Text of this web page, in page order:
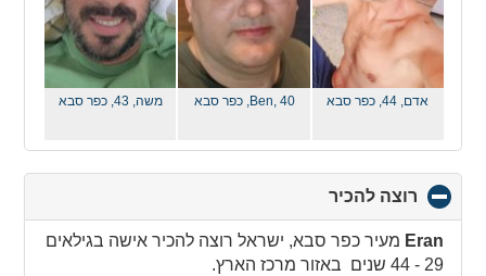
אדם, 44, כפר סבא Ben, 40, כפר סבא משה, 43, כפר סבא
רוצה להכיר
to
collapse
contents
Eran מעיר כפר סבא, ישראל רוצה להכיר אישה בגילאים
29 - 44 שנים באזור מרכז הארץ.